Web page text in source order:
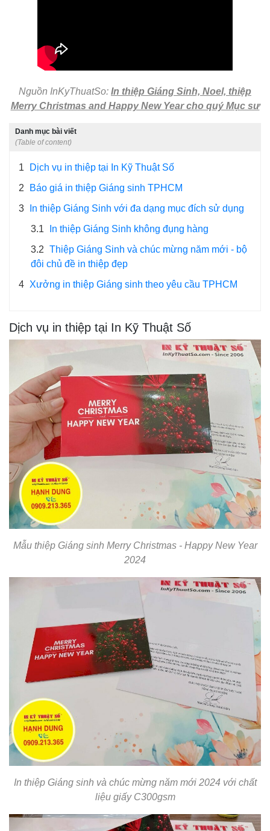
Nguồn InKyThuatSo: In thiệp Giáng Sinh, Noel, thiệp
Merry Christmas and Happy New Year cho quý Mục sư
Danh mục bài viết
(Table of content)
1
Dịch vụ in thiệp tại In Kỹ Thuật Số
2
Báo giá in thiệp Giáng sinh TPHCM
3
In thiệp Giáng Sinh với đa dạng mục đích sử dụng
3.1
In thiệp Giáng Sinh không đụng hàng
3.2 Thiệp Giáng Sinh và chúc mừng năm mới - bộ
đôi chủ đề in thiệp đẹp
4 Xưởng in thiệp Giáng sinh theo yêu cầu TPHCM
Dịch vụ in thiệp tại In Kỹ Thuật Số
Mẫu thiệp Giáng sinh Merry Christmas - Happy New Year
2024
In thiệp Giáng sinh và chúc mừng năm mới 2024 với chất
liệu giấy C300gsm